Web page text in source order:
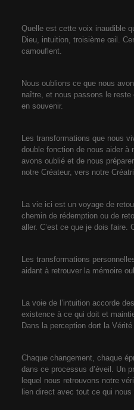
Quelle est cette voix inaudible
Dieu, intuition, troisième œil.
camouflent.
Nous oublions ce que nous
naître, et nous passons le
en souvenir.
Les transformations que nous
double fonction de nous aider à
avons oublié et de nous
notre Créateur, vers notre
La vie ici est un voyage de
chemin de rédemption ou de
aller. C’est ce que je dois faire.
Les transformations
aidant à retrouver la mémoire
La voie de l’intuition accorde
existence à ce qui doit et
Dans la perception dort la Vérité
Chaque changement, chaque
dans ce processus d’éveil. Un
lequel nous retrouvons notre
lien direct avec tout ce qui